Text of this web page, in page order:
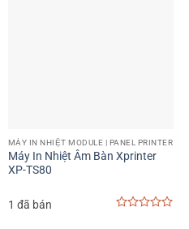
MÁY IN NHIỆT MODULE | PANEL PRINTER
Máy In Nhiệt Âm Bàn Xprinter
XP-TS80
1 đã bán